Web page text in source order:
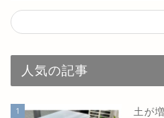
人気の記事
1
土が